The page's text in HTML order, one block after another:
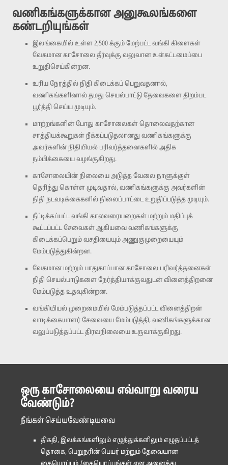
வணிகங்களுக்கான அனுகூலங்களை
கண்டறியுங்கள்
இலங்கையில் உள்ள 2,500 க்கும் மேற்பட்ட வங்கி கிளைகள்
வேகமான காசோலை தீர்வுக்கு வலுவான உள்கட்டமைப்பை
உறுதிசெய்கின்றன.
உரிய நேரத்தில் நிதி கிடைக்கப் பெறுவதனால்,
வணிகங்களினால் தமது செயல்பாட்டு தேவைகளை திறம்பட
பூர்த்தி செய்ய முடியும்.
மாற்றங்களின் போது காசோலைகள் தொலைவதற்கான
சாத்தியக்கூறுகள் நீக்கப்படுதலானது வணிகங்களுக்கு
அவர்களின் நிதியியல் பரிவர்த்தனைகளில் அதிக
நம்பிக்கையை வழங்குகிறது.
காசோலையின் நிலையை அடுத்த வேலை நாளுக்குள்
தெரிந்து கொள்ள முடிவதால், வணிகங்களுக்கு அவர்களின்
நிதி நடவடிக்கைகளில் நிலைப்பாட்டை உறுதிப்படுத்த முடியும்.
நீட்டிக்கப்பட்ட வங்கி காலவரையறைகள் மற்றும் மதிப்புக்
கூட்டப்பட்ட சேவைகள் ஆகியவை வணிகங்களுக்கு
கிடைக்கப்பெறும் வசதியையும் அணுகுமுறையையும்
மேம்படுத்துகின்றன.
வேகமான மற்றும் பாதுகாப்பான காசோலை பரிவர்த்தனைகள்
நிதி செயல்பாடுகளை நேர்த்தியாக்குவதுடன் வினைத்திறனை
மேம்படுத்த உதவுகின்றன.
வங்கியியல் முறைமையில் மேம்படுத்தப்பட்ட வினைத்திறன்
வாடிக்கையாளர் சேவையை மேம்படுத்தி, வணிகங்களுக்கான
வலுப்படுத்தப்பட்ட திரவநிலையை உருவாக்குகிறது.
ஒரு காசோலையை எவ்வாறு வரைய
வேண்டும்?
நீங்கள் செய்யவேண்டியவை
திகதி, இலக்கங்களிலும் எழுத்துக்களிலும் எழுதப்பட்டத்
தொகை, பெறுநரின் பெயர் மற்றும் தேவையான